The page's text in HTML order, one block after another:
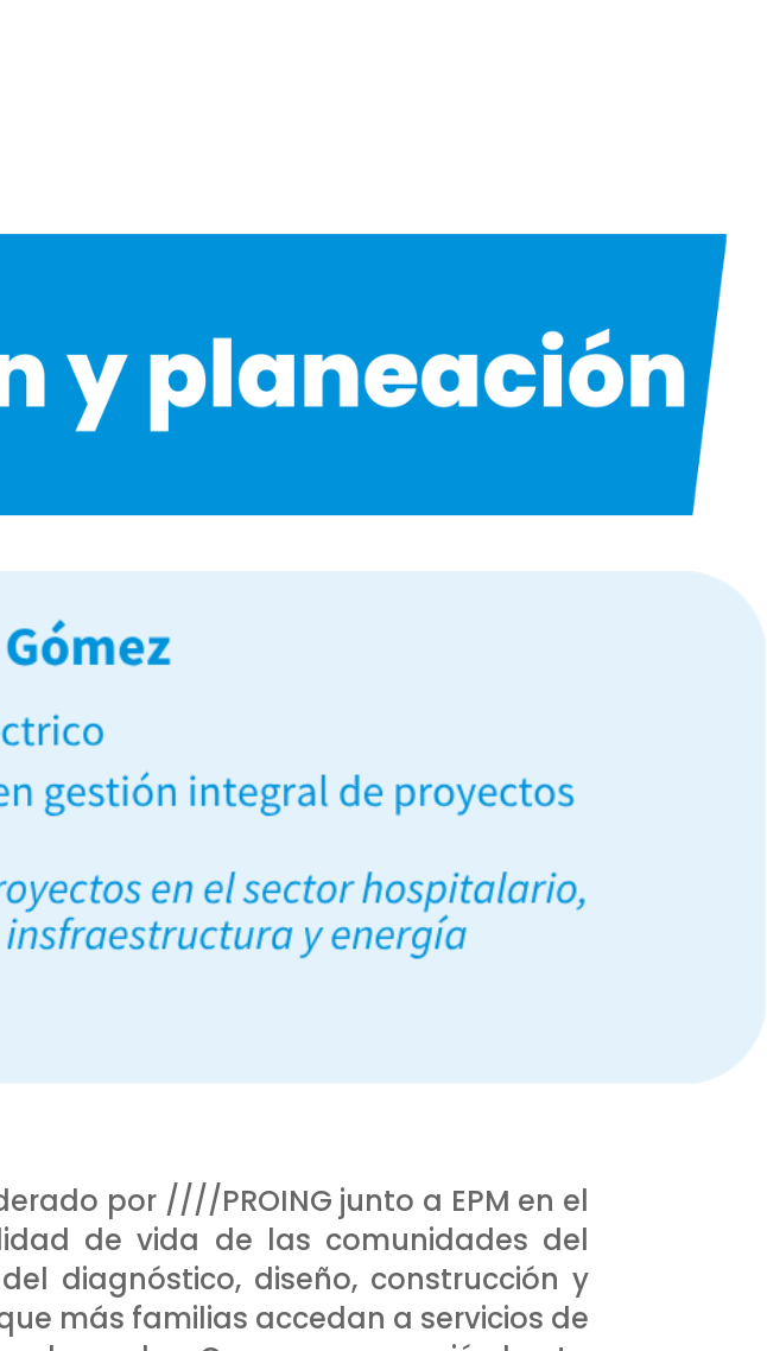
por ////PROING junto a EPM en el
de vida de las comunidades del
diagnóstico, diseño, construcción y
más familias accedan a servicios de